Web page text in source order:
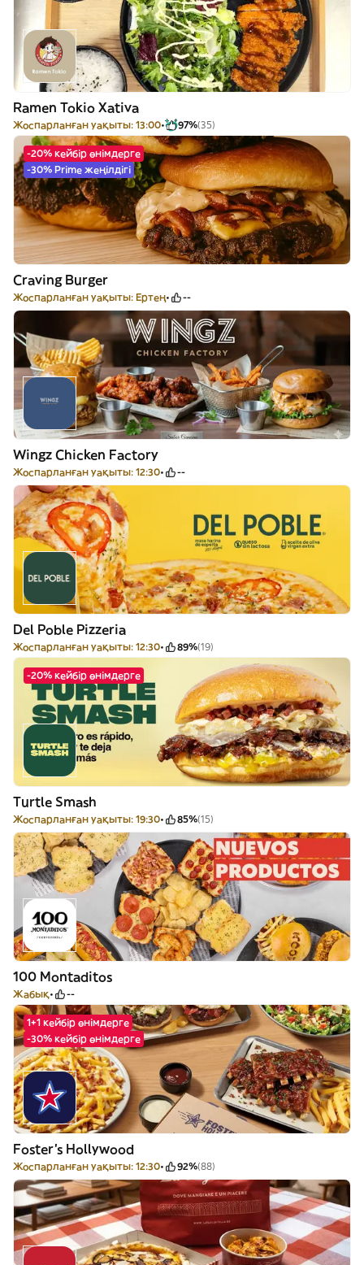
Ramen Tokio Xativa
Жоспарланған уақыты: 13:00 97%(35)
-20% кейбір өнімдерге
-30% Prime жеңілдігі
Craving Burger
Жоспарланған уақыты: Ертең --
Wingz Chicken Factory
Жоспарланған уақыты: 12:30 --
Del Poble Pizzeria
Жоспарланған уақыты: 12:30 89%(19)
-20% кейбір өнімдерге
Turtle Smash
Жоспарланған уақыты: 19:30 85%(15)
100 Montaditos
Жабық --
1+1 кейбір өнімдерге
-30% кейбір өнімдерге
Foster's Hollywood
Жоспарланған уақыты: 12:30 92%(88)